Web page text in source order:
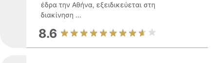
έδρα την Αθήνα, εξειδικεύεται στη
διακίνηση ...
8.6